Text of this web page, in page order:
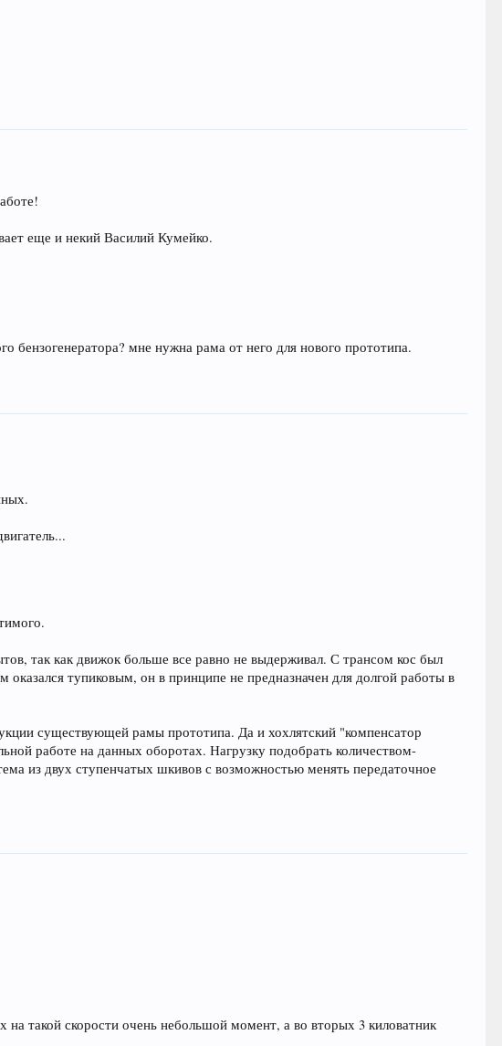
еще и некий Василий Кумейко.
бензогенератора? мне нужна рама от него для нового прототипа.
так как движок больше все равно не выдерживал. С трансом кос был
тупиковым, он в принципе не предназначен для долгой работы в
существующей рамы прототипа. Да и хохлятский "компенсатор
работе на данных оборотах. Нагрузку подобрать количеством-
из двух ступенчатых шкивов с возможностью менять передаточное
такой скорости очень небольшой момент, а во вторых 3 киловатник